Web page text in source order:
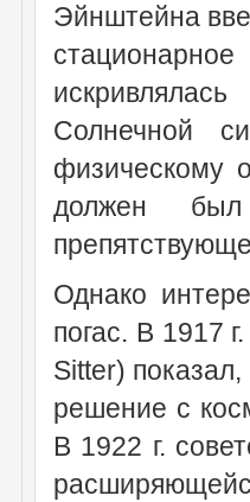
Эйнштейна
Солнечной
физическому
должен был
Однако
погас. В 1917
Sitter)
решение с
В 1922 г.